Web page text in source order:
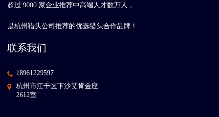
超过 9000 家企业推荐中高端人才数万人，
是杭州猎头公司推荐的优选猎头合作品牌！
联系我们
18961229597
杭州市江干区下沙艾肯金座
2612室